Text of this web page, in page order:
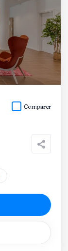
Comparer